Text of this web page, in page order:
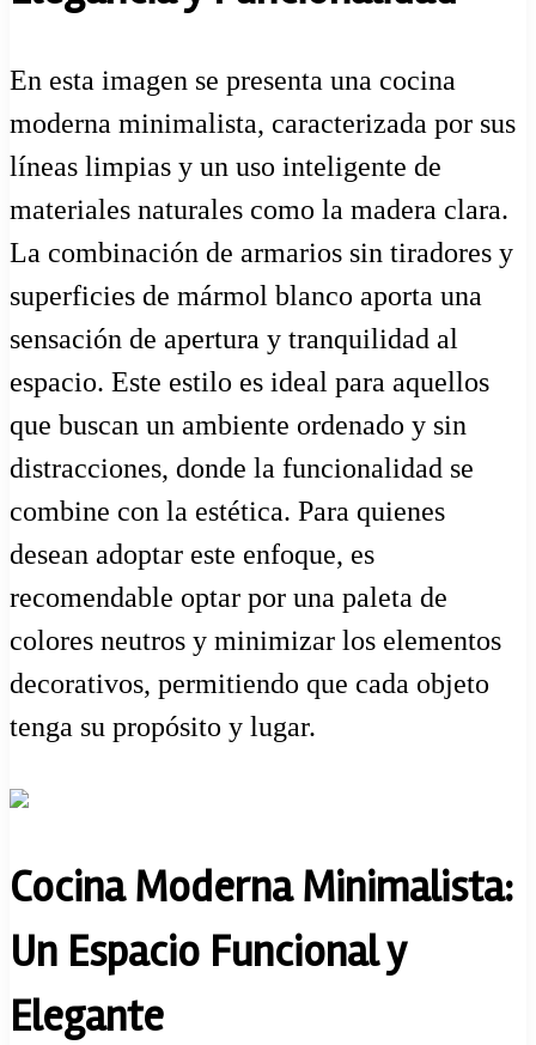
En esta imagen se presenta una cocina
moderna minimalista, caracterizada por sus
líneas limpias y un uso inteligente de
materiales naturales como la madera clara.
La combinación de armarios sin tiradores y
superficies de mármol blanco aporta una
sensación de apertura y tranquilidad al
espacio. Este estilo es ideal para aquellos
que buscan un ambiente ordenado y sin
distracciones, donde la funcionalidad se
combine con la estética. Para quienes
desean adoptar este enfoque, es
recomendable optar por una paleta de
colores neutros y minimizar los elementos
decorativos, permitiendo que cada objeto
tenga su propósito y lugar.
Cocina Moderna Minimalista:
Un Espacio Funcional y
Elegante